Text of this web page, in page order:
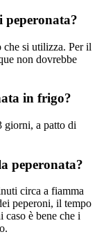
peperonata?
che si utilizza. Per il
non dovrebbe
in frigo?
giorni, a patto di
peperonata?
circa a fiamma
peperoni, il tempo
caso è bene che i